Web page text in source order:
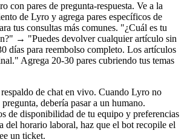
con pares de pregunta-respuesta. Ve a la
de Lyro y agrega pares específicos de
tus consultas más comunes. "¿Cuál es tu
→ "Puedes devolver cualquier artículo sin
días para reembolso completo. Los artículos
Agrega 20-30 pares cubriendo tus temas
de chat en vivo. Cuando Lyro no
debería pasar a un humano.
de disponibilidad de tu equipo y preferencias
del horario laboral, haz que el bot recopile el
un ticket.